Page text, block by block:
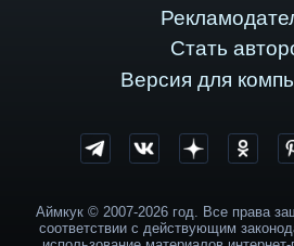
Стать
Версия для
Аймкук © 2007-2026 год. Все права
соответствии с действующим